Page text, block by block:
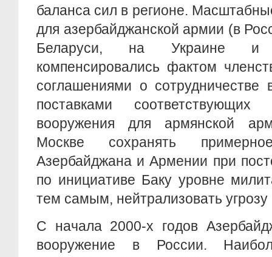
баланса сил в регионе.
для азербайджанской армии (в
Беларуси, на Украине и
компенсировались фактом
соглашениями о
поставками соответствующих
вооружения для армянской
Москве сохранять
Азербайджана и Армении при
по инициативе Баку уровне
тем самым, нейтрализовать
С начала 2000-х годов
вооружение в России.